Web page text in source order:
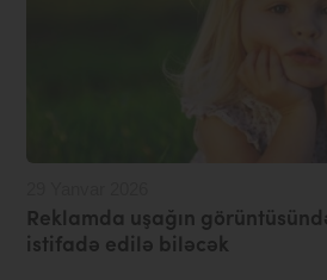
Reklamda uşağın
istifadə edilə biləcək